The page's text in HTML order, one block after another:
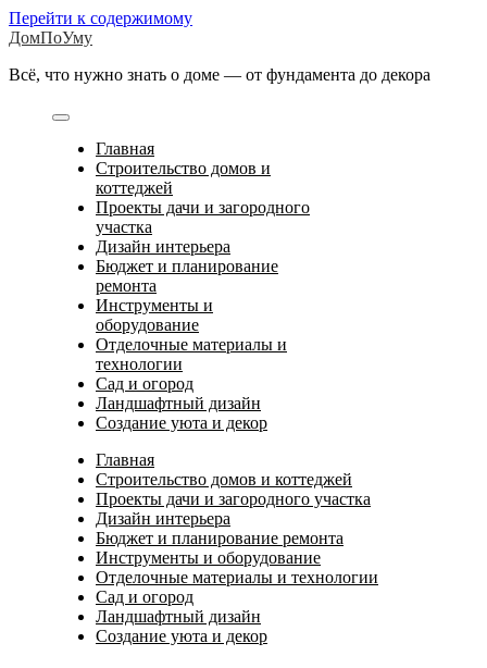
Перейти к содержимому
ДомПоУму
Всё, что нужно знать о доме — от фундамента до декора
Главная
Строительство домов и
коттеджей
Проекты дачи и загородного
участка
Дизайн интерьера
Бюджет и планирование
ремонта
Инструменты и
оборудование
Отделочные материалы и
технологии
Сад и огород
Ландшафтный дизайн
Создание уюта и декор
Главная
Строительство домов и коттеджей
Проекты дачи и загородного участка
Дизайн интерьера
Бюджет и планирование ремонта
Инструменты и оборудование
Отделочные материалы и технологии
Сад и огород
Ландшафтный дизайн
Создание уюта и декор